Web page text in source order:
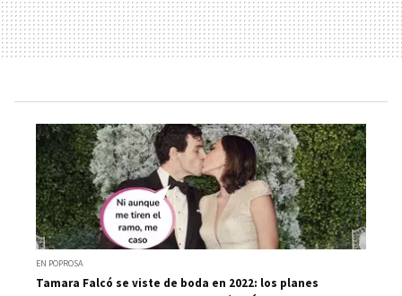
EN POPROSA
Tamara Falcó se viste de boda en 2022: los planes